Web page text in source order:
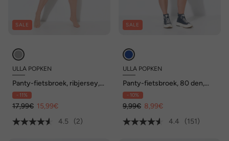
SALE
ULLA POPKEN
Panty-fietsbroek, ribjersey,
brede tailleband, zonder naad
aan de buitenkant
- 11%
17,99€ 15,99€
4.5
(2)
SALE
ULLA POPKEN
Panty-fietsbroek, 80 den,
dijbeenbescherming,
knielang
- 10%
9,99€ 8,99€
4.4
(151)